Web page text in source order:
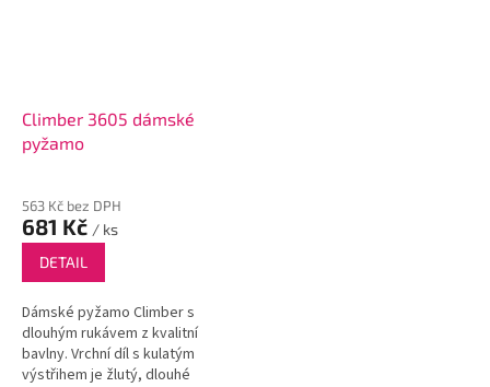
Climber 3605 dámské
pyžamo
563 Kč bez DPH
681 Kč / ks
DETAIL
Dámské pyžamo Climber s
dlouhým rukávem z kvalitní
bavlny. Vrchní díl s kulatým
výstřihem je žlutý, dlouhé